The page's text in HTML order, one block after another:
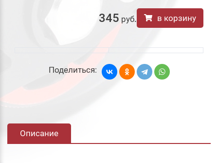
345 руб. в корзину
Поделиться:
Описание